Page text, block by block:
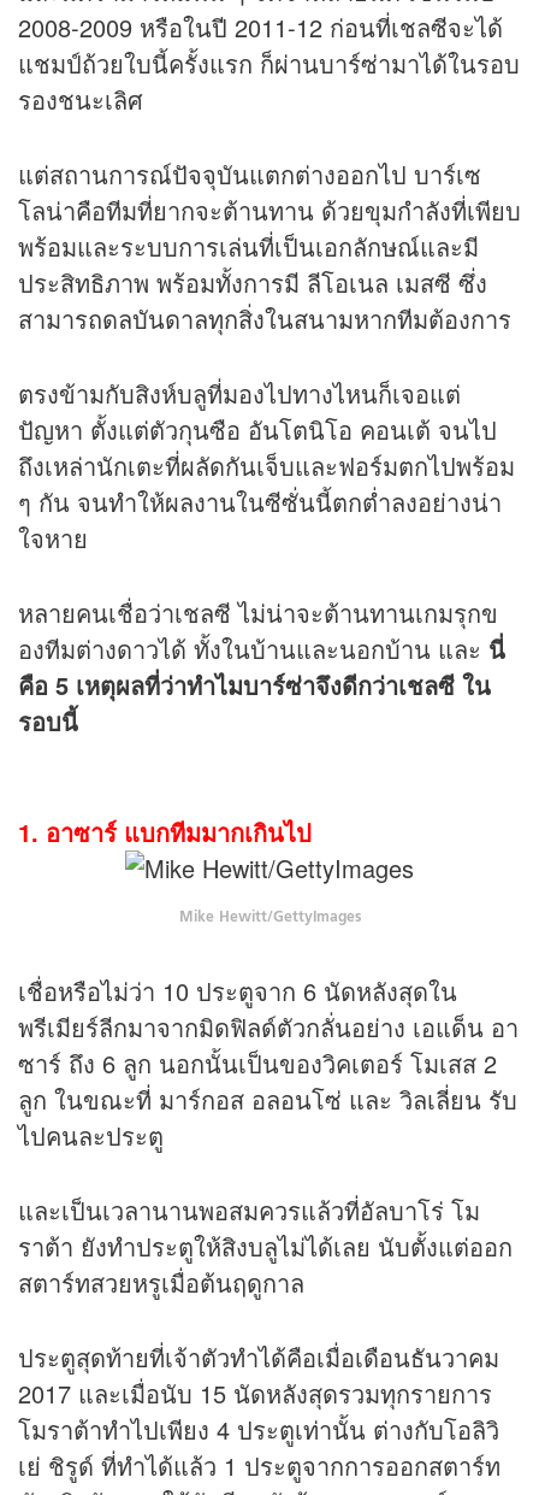
2008-2009 หรือในปี 2011-12 ก่อนที่เชลซีจะได้
แชมป์ถ้วยใบนี้ครั้งแรก ก็ผ่านบาร์ซ่ามาได้ในรอบ
รองชนะเลิศ
แต่สถานการณ์ปัจจุบันแตกต่างออกไป บาร์เซ
โลน่าคือทีมที่ยากจะต้านทาน ด้วยขุมกำลังที่เพียบ
พร้อมและระบบการเล่นที่เป็นเอกลักษณ์และมี
ประสิทธิภาพ พร้อมทั้งการมี ลีโอเนล เมสซี ซึ่ง
สามารถดลบันดาลทุกสิ่งในสนามหากทีมต้องการ
ตรงข้ามกับสิงห์บลูที่มองไปทางไหนก็เจอแต่
ปัญหา ตั้งแต่ตัวกุนซือ อันโตนิโอ คอนเต้ จนไป
ถึงเหล่านักเตะที่ผลัดกันเจ็บและฟอร์มตกไปพร้อม
ๆ กัน จนทำให้ผลงานในซีซั่นนี้ตกต่ำลงอย่างน่า
ใจหาย
หลายคนเชื่อว่าเชลซี ไม่น่าจะต้านทานเกมรุกข
องทีมต่างดาวได้ ทั้งในบ้านและนอกบ้าน และ นี่
คือ 5 เหตุผลที่ว่าทำไมบาร์ซ่าจึงดีกว่าเชลซี ใน
รอบนี้
1. อาซาร์ แบกทีมมากเกินไป
Mike Hewitt/GettyImages
เชื่อหรือไม่ว่า 10 ประตูจาก 6 นัดหลังสุดใน
พรีเมียร์ลีกมาจากมิดฟิลด์ตัวกลั่นอย่าง เอแด็น อา
ซาร์ ถึง 6 ลูก นอกนั้นเป็นของวิคเตอร์ โมเสส 2
ลูก ในขณะที่ มาร์กอส อลอนโซ่ และ วิลเลี่ยน รับ
ไปคนละประตู
และเป็นเวลานานพอสมควรแล้วที่อัลบาโร่ โม
ราต้า ยังทำประตูให้สิงบลูไม่ได้เลย นับตั้งแต่ออก
สตาร์ทสวยหรูเมื่อต้นฤดูกาล
ประตูสุดท้ายที่เจ้าตัวทำได้คือเมื่อเดือนธันวาคม
2017 และเมื่อนับ 15 นัดหลังสุดรวมทุกรายการ
โมราต้าทำไปเพียง 4 ประตูเท่านั้น ต่างกับโอลิวิ
เย่ ชิรูด์ ที่ทำได้แล้ว 1 ประตูจากการออกสตาร์ท